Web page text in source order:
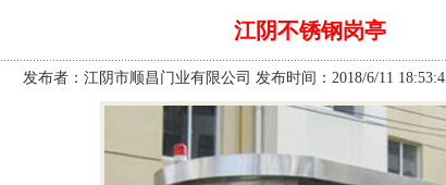
江阴不锈钢岗亭
发布者：江阴市顺昌门业有限公司 发布时间：2018/6/11